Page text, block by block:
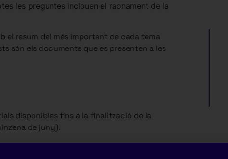
les preguntes inclouen el raonament de la
el resum del més important de cada tema
són els documents que es presenten a les
disponibles fins a la finalització de la
de juny).